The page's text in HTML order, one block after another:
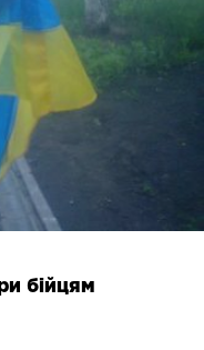
бійцям